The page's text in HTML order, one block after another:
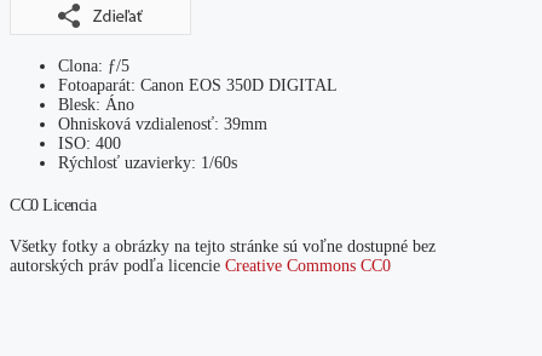
Clona: ƒ/5
Fotoaparát: Canon EOS 350D DIGITAL
Blesk: Áno
Ohnisková vzdialenosť: 39mm
ISO: 400
Rýchlosť uzavierky: 1/60s
CC0 Licencia
Všetky fotky a obrázky na tejto stránke sú voľne dostupné bez
autorských práv podľa licencie Creative Commons CC0